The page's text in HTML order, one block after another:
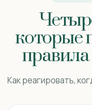
которые
Как реагировать,